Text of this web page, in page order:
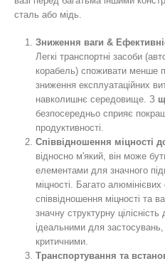
сталь або мідь.
Зниження ваги &
Легкі транспортні засоби
корабель) споживати менше
зниження експлуатаційних
навколишнє середовище. З
безпосередньо сприяє
продуктивності.
Співвідношення міцності
відносно м'який, він може
елементами для значного
міцності. Багато
співвідношення міцності та
значну структурну
ідеальними для
критичними.
Транспортування та